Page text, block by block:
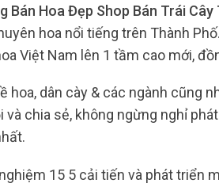
Bán Hoa Đẹp Shop Bán Trái
hoa nổi tiếng trên Thành
Việt Nam lên 1 tầm cao mới,
hoa, dân cày & các ngành cũng
và chia sẻ, không ngừng nghỉ
15 5 cải tiến và phát triển